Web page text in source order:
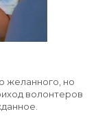
желанного, но
волонтеров